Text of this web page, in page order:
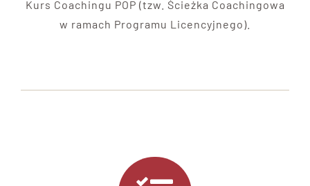
Kurs Coachingu POP (tzw. Ścieżka Coachingowa
w ramach Programu Licencyjnego).